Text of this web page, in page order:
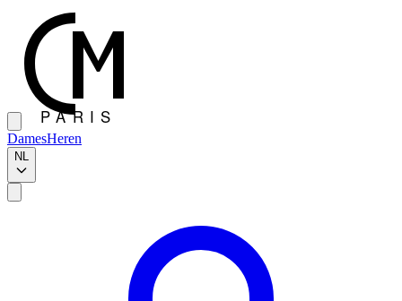
DamesHeren
NL